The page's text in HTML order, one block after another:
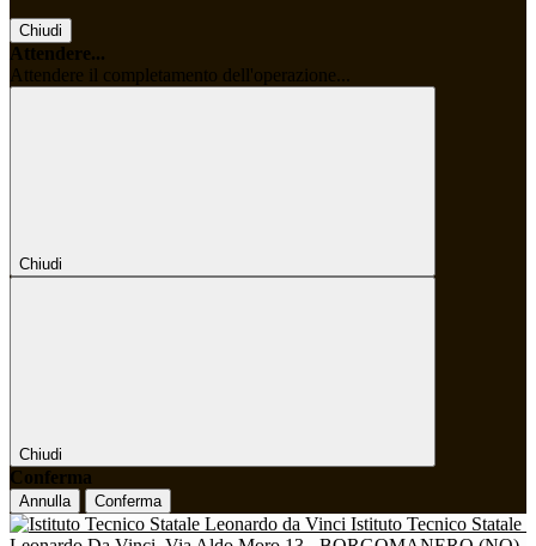
Chiudi
Attendere...
Attendere il completamento dell'operazione...
Chiudi
Chiudi
Conferma
Annulla Conferma
Istituto Tecnico Statale